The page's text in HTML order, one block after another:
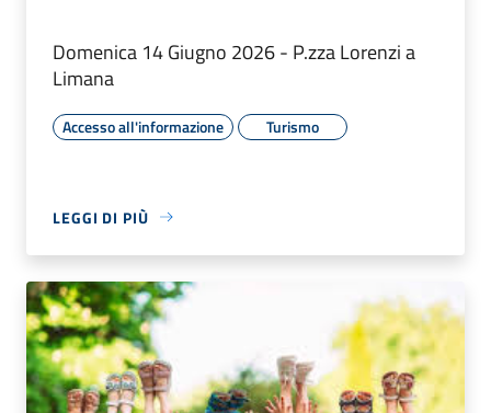
Domenica 14 Giugno 2026 - P.zza Lorenzi a
Limana
Accesso all'informazione Turismo
LEGGI DI PIÙ